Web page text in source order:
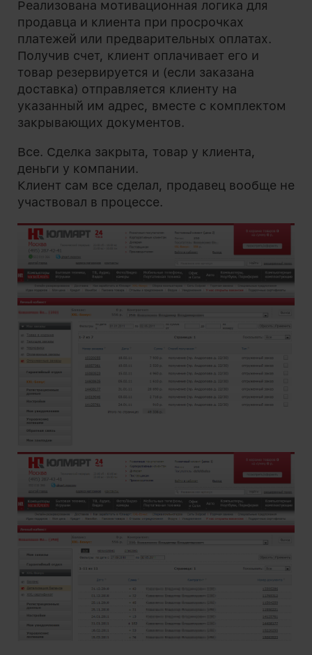
Реализована мотивационная логика для
продавца и клиента при просрочках
платежей или предварительных оплатах.
Получив счет, клиент оплачивает его и
товар резервируется и (если заказана
доставка) отправляется клиенту на
указанный им адрес, вместе с комплектом
закрывающих документов.
Все. Сделка закрыта, товар у клиента,
деньги у компании.
Клиент сам все сделал, продавец вообще не
участвовал в процессе.